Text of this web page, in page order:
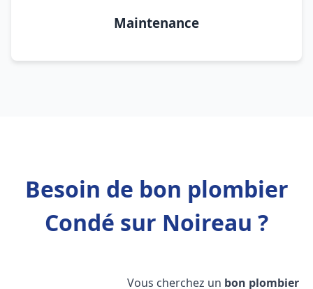
Maintenance
Besoin de bon plombier
Condé sur Noireau ?
Vous cherchez un bon plombier